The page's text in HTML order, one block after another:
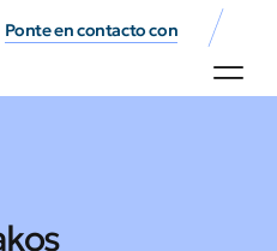
Ponte en contacto con